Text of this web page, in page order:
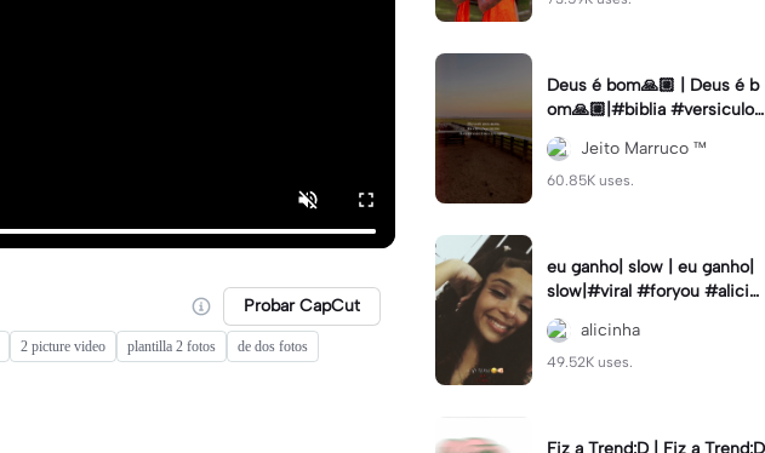
Probar CapCut
2 picture video plantilla 2 fotos
de dos fotos
Deus é bom🙏🏼 | Deus é b
om🙏🏼|#biblia #versiculo
#cristao #agro #tipografia
#fy #fypJeito Marruco ™️
60.85K uses.
eu ganho| slow | eu ganho|
slow|#viral #foryou #alicin
ha #cameralenta #slow
alicinha
49.52K uses.
Fiz a Trend:D | Fiz a Trend:D